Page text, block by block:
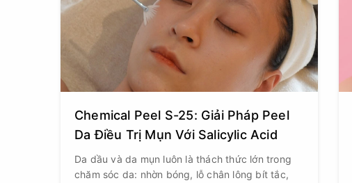
Chemical Peel S-25: Giải Pháp Peel
Da Điều Trị Mụn Với Salicylic Acid
Da dầu và da mụn luôn là thách thức lớn trong
chăm sóc da: nhờn bóng, lỗ chân lông bít tắc,